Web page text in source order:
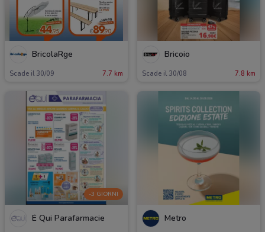
BricolaRge
Scade il 30/09 7.7 km
Bricoio
Scade il 30/08 7.8 km
-3 GIORNI
É Qui Parafarmacie Metro